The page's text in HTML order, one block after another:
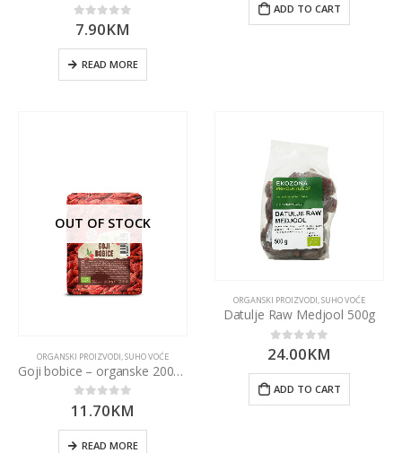
0out of 5
7.90KM
READ MORE
ADD TO CART
OUT OF STOCK
ORGANSKI PROIZVODI,SUHO VOĆE
Goji bobice – organske 200g Nutrigold
0 out of 5
11.70KM
READ MORE
ORGANSKI PROIZVODI,SUHO VOĆE
Datulje Raw Medjool 500g
0 out of 5
24.00KM
ADD TO CART